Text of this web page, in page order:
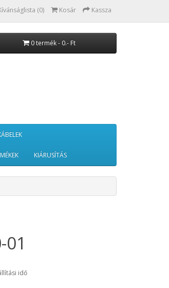
(0) Kosár Kassza
0 termék - 0.- Ft
KIÁRUSÍTÁS
idő